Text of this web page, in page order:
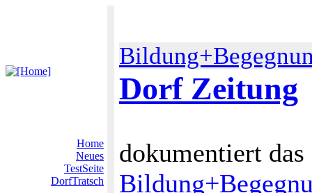
Dorf Zeitung
Home
Neues
TestSeite
DorfTratsch
dokumentiert